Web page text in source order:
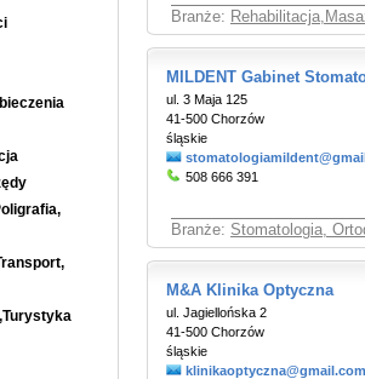
Branże:
MILDENT Gabinet
ul. 3 Maja 125
41-500 Chorzów
śląskie
508 666 391
Branże: Stomatologia,
M&A Klinika Optyczna
ul. Jagiellońska 2
41-500 Chorzów
śląskie
klinikaoptyczna@gmail.com